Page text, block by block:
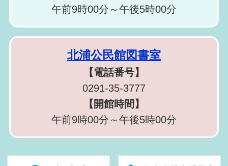
午前9時00分～午後5時00分
北浦公民館図書室
【電話番号】
0291-35-3777
【開館時間】
午前9時00分～午後5時00分